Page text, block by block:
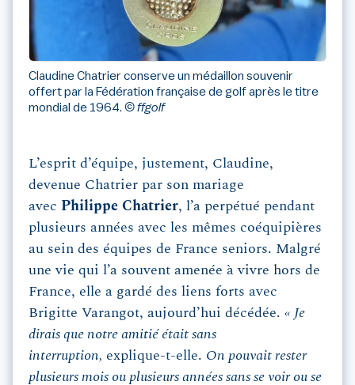
Claudine Chatrier conserve un médaillon souvenir
offert par la Fédération française de golf après le titre
mondial de 1964. © ffgolf
L’esprit d’équipe, justement, Claudine,
devenue Chatrier par son mariage
avec Philippe Chatrier, l’a perpétué pendant
plusieurs années avec les mêmes coéquipières
au sein des équipes de France seniors. Malgré
une vie qui l’a souvent amenée à vivre hors de
France, elle a gardé des liens forts avec
Brigitte Varangot, aujourd’hui décédée. « Je
dirais que notre amitié était sans
interruption, explique-t-elle. On pouvait rester
plusieurs mois ou plusieurs années sans se voir ou se